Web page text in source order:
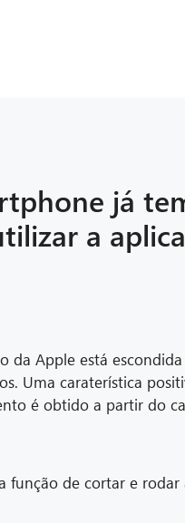
já
a
da Apple está
Uma caraterística
é obtido a partir do
função de cortar e